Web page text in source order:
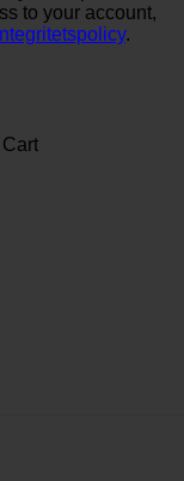
to your account,
.